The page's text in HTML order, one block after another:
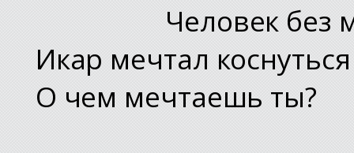
Человек без
Икар мечтал
О чем мечтаешь ты?